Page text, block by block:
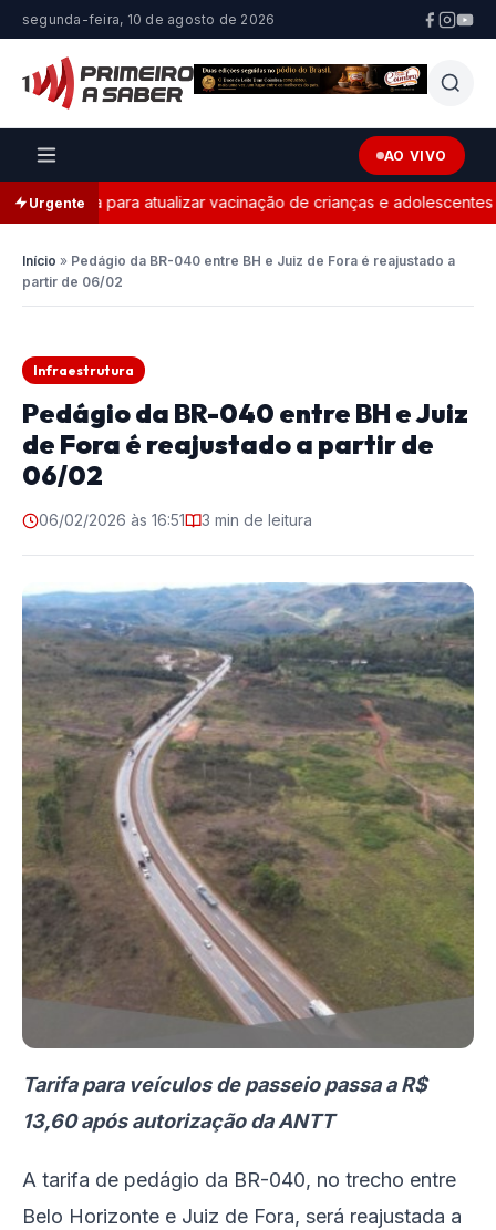
segunda-feira, 10 de agosto de 2026
AO VIVO
Urgentepara atualizar vacinação de crianças e adolescentes
Início » Pedágio da BR-040 entre BH e Juiz de Fora é reajustado a
partir de 06/02
Infraestrutura
Pedágio da BR-040 entre BH e Juiz
de Fora é reajustado a partir de
06/02
06/02/2026 às 16:51 3 min de leitura
Tarifa para veículos de passeio passa a R$
13,60 após autorização da ANTT
A tarifa de pedágio da BR-040, no trecho entre
Belo Horizonte e Juiz de Fora, será reajustada a